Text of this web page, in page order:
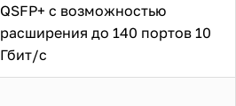
QSFP+ с возможностью
расширения до 140 портов 10
Гбит/с